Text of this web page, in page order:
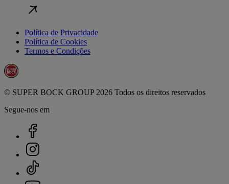
Política de Privacidade
Política de Cookies
Termos e Condições
© SUPER BOCK GROUP 2026 Todos os direitos reservados
Segue-nos em